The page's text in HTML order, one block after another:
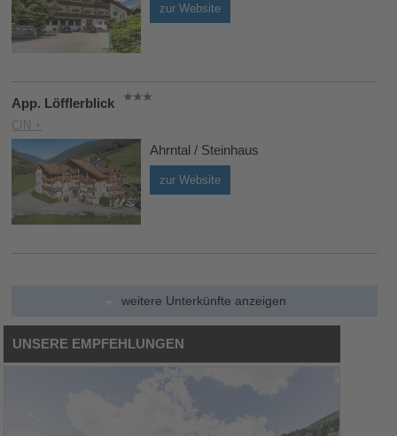
zur Website
App. Löfflerblick
CIN +
Ahrntal / Steinhaus
zur Website
weitere Unterkünfte anzeigen
UNSERE EMPFEHLUNGEN